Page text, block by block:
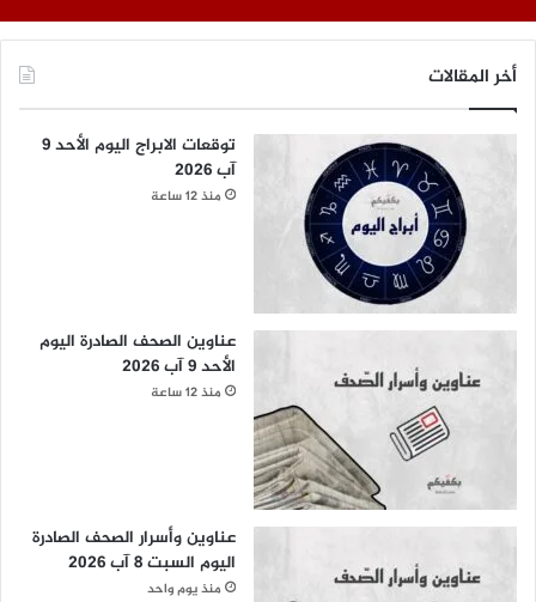
أخر المقالات
توقعات الابراج اليوم الأحد 9
آب 2026
منذ 12 ساعة
عناوين الصحف الصادرة اليوم
الأحد 9 آب 2026
منذ 12 ساعة
عناوين وأسرار الصحف الصادرة
اليوم السبت 8 آب 2026
منذ يوم واحد